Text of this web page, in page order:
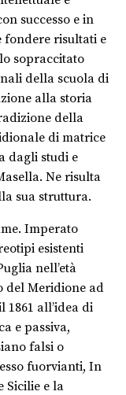
successo e in
fondere risultati e
sopraccitato
della scuola di
alla storia
della
di matrice
dagli studi e
Ne risulta
sua struttura.
Imperato
esistenti
nell’età
del Meridione ad
all’idea di
e passiva,
no falsi o
fuorvianti, In
Sicilie e la